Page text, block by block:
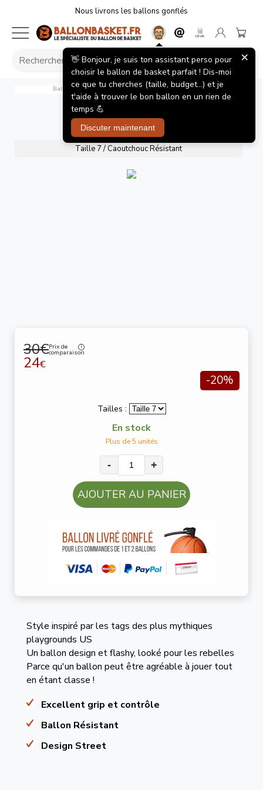
Nous livrons les ballons gonflés
Ballon de Basket Spalding Graffiti Red - Style Street Art
Accueil/ Ballons de basket / Graffiti Red
Graffiti Red
Taille 7 / Caoutchouc Résistant
30€Prix de
comparaison
24€
-20%
Tailles :
En stock
Plus de 5 unités
- +
AJOUTER AU PANIER
Style inspiré par les tags des plus mythiques
playgrounds US
Un ballon design et flashy, looké pour les rebelles
Parce qu'un ballon peut être agréable à jouer tout
en étant classe !
Excellent grip et contrôle
Ballon Résistant
Design Street
👋 Bonjour, je suis ton assistant perso pour
choisir le ballon de basket parfait ! Dis-moi
ce que tu cherches (taille, budget...) et je
t'aide à trouver le bon ballon en un rien de
temps 💪
Discuter maintenant
×